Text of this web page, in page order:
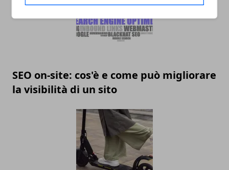
SEO on-site: cos'è e come può migliorare
la visibilità di un sito